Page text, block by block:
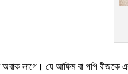
অবাক লাগে। যে আফিম বা পপি বীজকে